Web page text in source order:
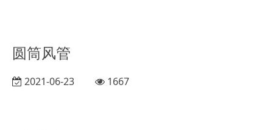
圆筒风管
2021-06-23 1667